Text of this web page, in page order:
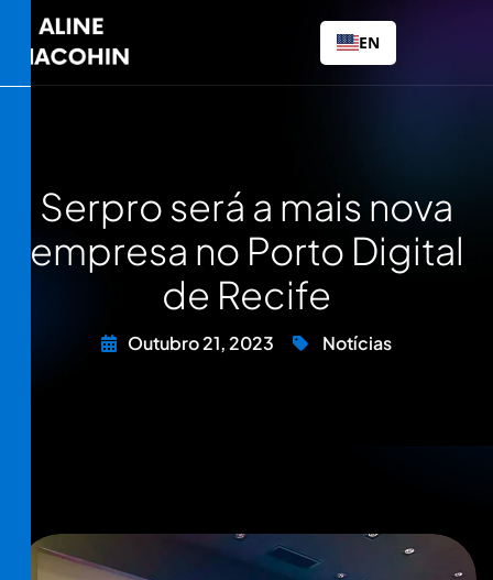
EN
Serpro será a mais nova
empresa no Porto Digital
de Recife
Outubro 21, 2023 Notícias